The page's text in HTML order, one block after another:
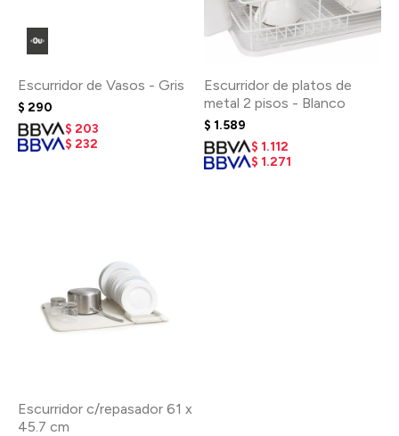
Escurridor de Vasos - Gris
$ 290
$ 203
$ 232
Escurridor de platos de
metal 2 pisos - Blanco
$ 1.589
$ 1.112
$ 1.271
Escurridor c/repasador 61 x
45.7 cm